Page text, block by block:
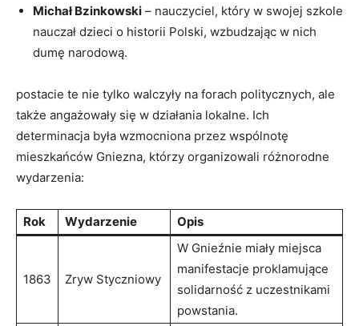
Michał Bzinkowski – nauczyciel, który w swojej szkole
nauczał dzieci o historii Polski, wzbudzając w nich
dumę narodową.
postacie te nie tylko walczyły na forach politycznych, ale
także angażowały się w działania lokalne. Ich
determinacja była wzmocniona przez wspólnotę
mieszkańców Gniezna, którzy organizowali różnorodne
wydarzenia:
Rok Wydarzenie Opis
1863 Zryw Styczniowy
W Gnieźnie miały miejsca
manifestacje proklamujące
solidarność z uczestnikami
powstania.